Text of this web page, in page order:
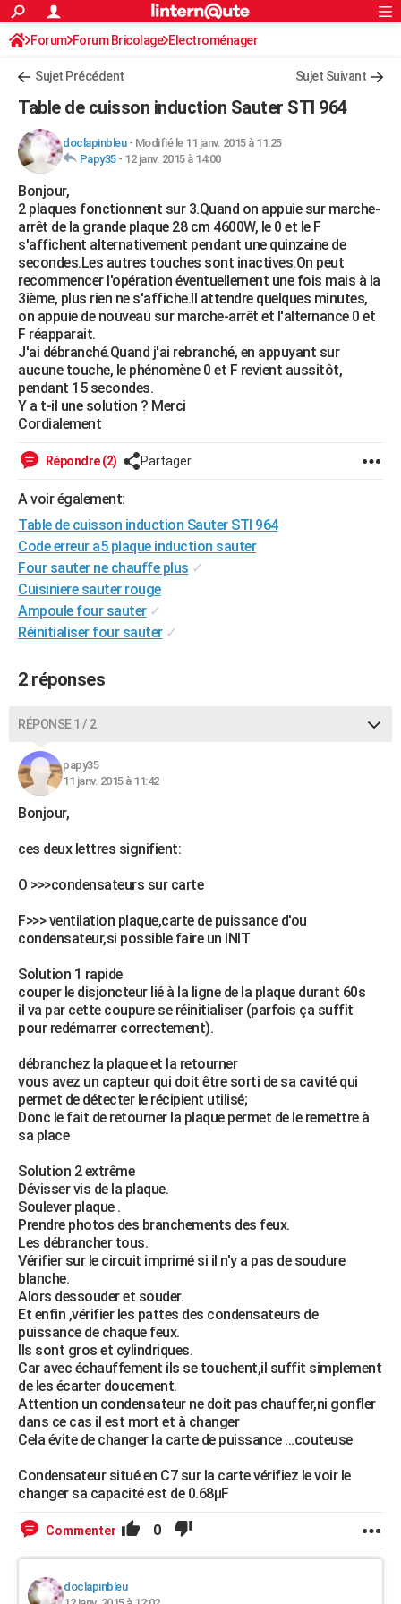
ACTUALITÉS
Politique
Société
Faits Divers
Education
Monde
Villes
+
FINANCE
Retraite
Impôts
Epargne
Immobilier
Risques naturels par ville
Banque
Assurance
Crédit
AUTO
Essais
Réserver un essai
Citadines
Berlines
SUV
Forum auto
+HIGH-TECH
Mobiles
Meilleur smartphone
Internet
Ordinateurs
Jeux vidéo
Guide high-tech
+BRICOLAGE
Forum
Aménagement intérieur
Extérieur
Cuisine
Salle de bains
Jardinage
Rangement
WEEK-END
Guides de France
Escapades
Patrimoine
Expositions
Musées
Week-end nature
LIFESTYLE
Art de vivre
Bien-être
Loisirs
ModeModes de vie
SANTE
Alimentation
Guide de la santé
Maladies
Médicaments
Sommeil
VOYAGE
Destinations
City break
Voyage nature
Voyage de noces
Forum
Climat
+PHOTO
GUIDES D'ACHAT
BONS PLANS
CARTE DE VOEUX
Carte de Noël
Carte Bonne année
Carte Saint-Valentin
Carte Pâques
Carte d'anniversaire
DICTIONNAIRE
Dictionnaire
Biographies
Citations
Expressions
Proverbes
PROGRAMME TV
COPAINS D'AVANT
S'inscrire
Se connecter
Lycées
Collèges
Primaires
Universités
Entreprises
Service militaire
Avis de recherche
AVIS DE DÉCÈS
S'inscrire
Connexion
Forum Forum Bricolage Electroménager
Sujet Précédent Sujet Suivant
Table de cuisson induction Sauter STI 964
doclapinbleu- Modifié le 11 janv. 2015 à 11:25
Papy35- 12 janv. 2015 à 14:00
Bonjour,
2 plaques fonctionnent sur 3.Quand on appuie sur marche-
arrêt de la grande plaque 28 cm 4600W, le 0 et le F
s'affichent alternativement pendant une quinzaine de
secondes.Les autres touches sont inactives.On peut
recommencer l'opération éventuellement une fois mais à la
3ième, plus rien ne s'affiche.Il attendre quelques minutes,
on appuie de nouveau sur marche-arrêt et l'alternance 0 et
F réapparait.
J'ai débranché.Quand j'ai rebranché, en appuyant sur
aucune touche, le phénomène 0 et F revient aussitôt,
pendant 15 secondes.
Y a t-il une solution ? Merci
Cordialement
Répondre (2) Partager
A voir également:
Table de cuisson induction Sauter STI 964
Code erreur a5 plaque induction sauter
Four sauter ne chauffe plus ✓
Cuisiniere sauter rouge
Ampoule four sauter ✓
Réinitialiser four sauter ✓
2 réponses
RÉPONSE 1 / 2
papy35
11 janv. 2015 à 11:42
Bonjour,
ces deux lettres signifient:
O >>>condensateurs sur carte
F>>> ventilation plaque,carte de puissance d'ou
condensateur,si possible faire un INIT
Solution 1 rapide
couper le disjoncteur lié à la ligne de la plaque durant 60s
il va par cette coupure se réinitialiser (parfois ça suffit
pour redémarrer correctement).
débranchez la plaque et la retourner
vous avez un capteur qui doit être sorti de sa cavité qui
permet de détecter le récipient utilisé;
Donc le fait de retourner la plaque permet de le remettre à
sa place
Solution 2 extrême
Dévisser vis de la plaque.
Soulever plaque .
Prendre photos des branchements des feux.
Les débrancher tous.
Vérifier sur le circuit imprimé si il n'y a pas de soudure
blanche.
Alors dessouder et souder.
Et enfin ,vérifier les pattes des condensateurs de
puissance de chaque feux.
Ils sont gros et cylindriques.
Car avec échauffement ils se touchent,il suffit simplement
de les écarter doucement.
Attention un condensateur ne doit pas chauffer,ni gonfler
dans ce cas il est mort et à changer
Cela évite de changer la carte de puissance ...couteuse
Condensateur situé en C7 sur la carte vérifiez le voir le
changer sa capacité est de 0.68µF
Commenter 0
doclapinbleu